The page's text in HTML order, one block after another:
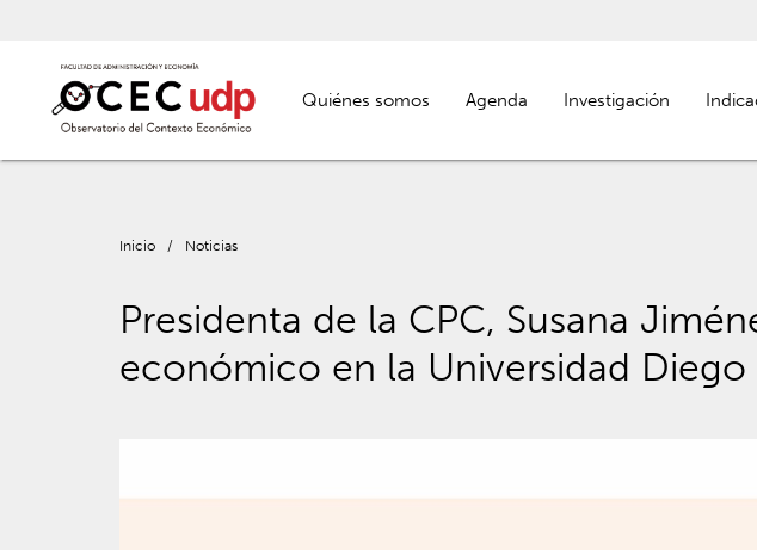
Quiénes somos Agenda Investigación
Inicio / Noticias
Presidenta de la CPC, Susana
económico en la Universidad Diego